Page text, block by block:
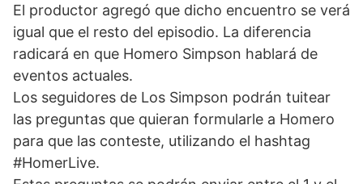
El productor agregó que dicho encuentro se verá
igual que el resto del episodio. La diferencia
radicará en que Homero Simpson hablará de
eventos actuales.
Los seguidores de Los Simpson podrán tuitear
las preguntas que quieran formularle a Homero
para que las conteste, utilizando el hashtag
#HomerLive.